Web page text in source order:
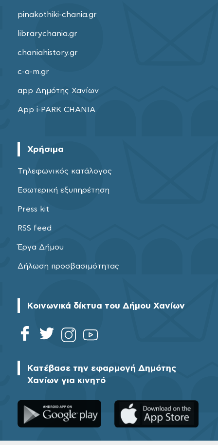
pinakothiki-chania.gr
librarychania.gr
chaniahistory.gr
c-a-m.gr
app Δημότης Χανίων
App i-PARK CHANIA
Χρήσιμα
Τηλεφωνικός κατάλογος
Εσωτερική εξυπηρέτηση
Press kit
RSS feed
Έργα Δήμου
Δήλωση προσβασιμότητας
Κοινωνικά δίκτυα του Δήμου Χανίων
Κατέβασε την εφαρμογή Δημότης
Χανίων για κινητό